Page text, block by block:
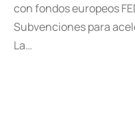
con fondos europeos
Subvenciones para
La…